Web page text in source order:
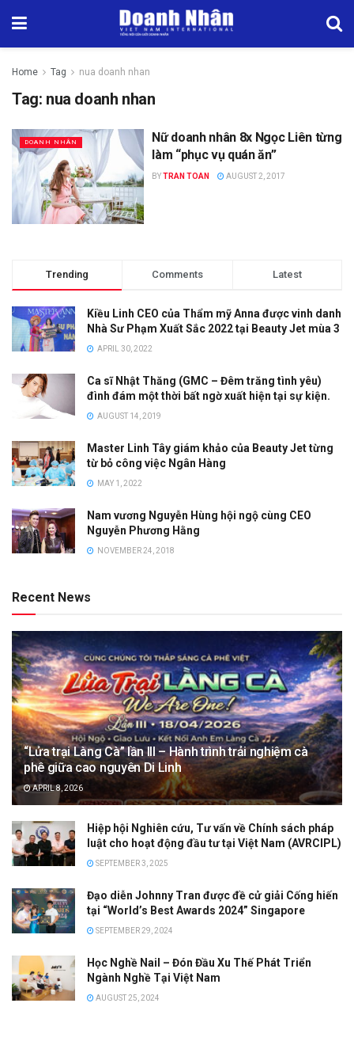
Home Tag nua doanh nhan
Tag: nua doanh nhan
DOANH NHÂN
Nữ doanh nhân 8x Ngọc Liên từng
làm “phục vụ quán ăn”
BYTRAN TOAN AUGUST 2, 2017
Trending Comments Latest
Kiều Linh CEO của Thẩm mỹ Anna được vinh danh
Nhà Sư Phạm Xuất Sắc 2022 tại Beauty Jet mùa 3
APRIL 30, 2022
Ca sĩ Nhật Thăng (GMC – Đêm trăng tình yêu)
đình đám một thời bất ngờ xuất hiện tại sự kiện.
AUGUST 14, 2019
Master Linh Tây giám khảo của Beauty Jet từng
từ bỏ công việc Ngân Hàng
MAY 1, 2022
Nam vương Nguyễn Hùng hội ngộ cùng CEO
Nguyễn Phương Hằng
NOVEMBER 24, 2018
Recent News
“Lửa trại Làng Cà” lần III – Hành trình trải nghiệm cà
phê giữa cao nguyên Di Linh
APRIL 8, 2026
Hiệp hội Nghiên cứu, Tư vấn về Chính sách pháp
luật cho hoạt động đầu tư tại Việt Nam (AVRCIPL)
SEPTEMBER 3, 2025
Đạo diễn Johnny Tran được đề cử giải Cống hiến
tại “World’s Best Awards 2024” Singapore
SEPTEMBER 29, 2024
Học Nghề Nail – Đón Đầu Xu Thế Phát Triển
Ngành Nghề Tại Việt Nam
AUGUST 25, 2024